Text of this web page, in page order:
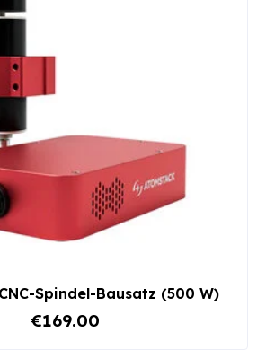
Spindel-Bausatz (500 W)
€169.00